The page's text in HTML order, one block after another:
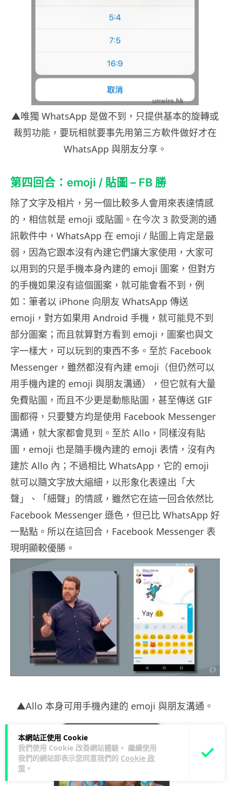
本網站正使用 Cookie
我們使用 Cookie 改善網站體驗。 繼續使用
我們的網站即表示您同意我們的 Cookie 政
策 。
▲唯獨 WhatsApp 是做不到，只提供基本的旋轉或
裁剪功能，要玩相就要事先用第三方軟件做好才在
WhatsApp 與朋友分享。
第四回合：emoji / 貼圖 – FB 勝
除了文字及相片，另一個比較多人會用來表達情感
的，相信就是 emoji 或貼圖。在今次 3 款受測的通
訊軟件中，WhatsApp 在 emoji / 貼圖上肯定是最
弱，因為它跟本沒有內建它們讓大家使用，大家可
以用到的只是手機本身內建的 emoji 圖案，但對方
的手機如果沒有這個圖案，就可能會看不到，例
如：筆者以 iPhone 向朋友 WhatsApp 傳送
emoji，對方如果用 Android 手機，就可能見不到
部分圖案；而且就算對方看到 emoji，圖案也與文
字一樣大，可以玩到的東西不多。至於 Facebook
Messenger，雖然都沒有內建 emoji（但仍然可以
用手機內建的 emoji 與朋友溝通），但它就有大量
免費貼圖，而且不少更是動態貼圖，甚至傳送 GIF
圖都得，只要雙方均是使用 Facebook Messenger
溝通，就大家都會見到。至於 Allo，同樣沒有貼
圖，emoji 也是隨手機內建的 emoji 表情，沒有內
建於 Allo 內；不過相比 WhatsApp，它的 emoji
就可以隨文字放大縮細，以形象化表達出「大
聲」、「細聲」的情感，雖然它在這一回合依然比
Facebook Messenger 遜色，但已比 WhatsApp 好
一點點。所以在這回合，Facebook Messenger 表
現明顯較優勝。
▲Allo 本身可用手機內建的 emoji 與朋友溝通。